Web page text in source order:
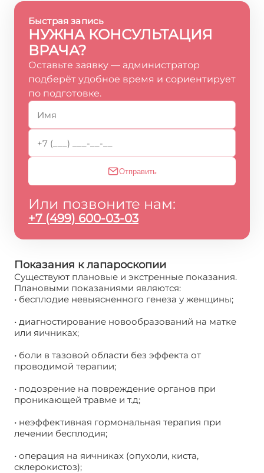
Быстрая запись
НУЖНА КОНСУЛЬТАЦИЯ
ВРАЧА?
Оставьте заявку — администратор
подберёт удобное время и сориентирует
по подготовке.
Отправить
Или позвоните нам:
+7 (499) 600-03-03
Показания к лапароскопии
Существуют плановые и экстренные показания.
Плановыми показаниями являются:
• бесплодие невыясненного генеза у женщины;
• диагностирование новообразований на матке
или яичниках;
• боли в тазовой области без эффекта от
проводимой терапии;
• подозрение на повреждение органов при
проникающей травме и т.д;
• неэффективная гормональная терапия при
лечении бесплодия;
• операция на яичниках (опухоли, киста,
склерокистоз);